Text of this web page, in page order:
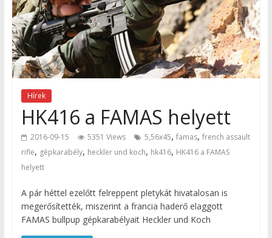
Hírek
HK416 a FAMAS helyett
2016-09-15 5351 Views 5,56x45, famas, french assault
rifle, gépkarabély, heckler und koch, hk416, HK416 a FAMAS
helyett
A pár héttel ezelőtt felreppent pletykát hivatalosan is
megerősítették, miszerint a francia haderő elaggott
FAMAS bullpup gépkarabélyait Heckler und Koch